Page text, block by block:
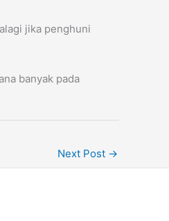
jika penghuni
banyak pada
Next Post →